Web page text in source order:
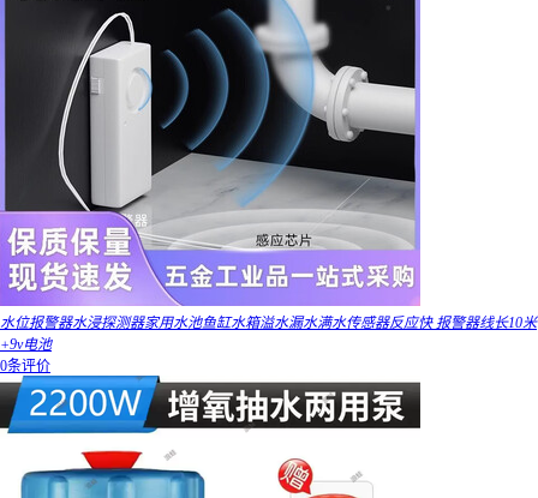
水位报警器水浸探测器家用水池鱼缸水箱溢水漏水满水传感器反应快 报警器线长10米
+9v电池
0条评价